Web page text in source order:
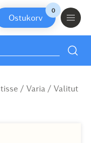
0
/ Varia / Valitut